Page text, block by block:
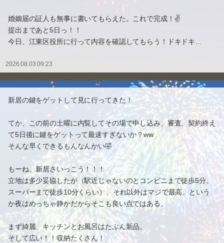
婚姻届の証人も無事に書いてもらえた。これで完成！✌️
提出まであと5日っ！！
今日、江東区役所に行って内容を確認してもらう！ドキドキ…
2026.08.03 09:23
新居の鍵をゲットして見に行ってきた！
てか、この前の土曜に内覧してその場で申し込み、審査、契約終え
て5日後に鍵をゲットって最速すぎないか？ww
そんな早くできるもんなんかい🤣
もーね、新居さいっこう！！！
立地は多少妥協したが（駅近じゃないのとコンビニまで徒歩5分、
スーパーまで徒歩10分くらい）、それ以外はマジで最高。という
か夜はめっちゃ静かだからそこも良い点ではある。
まず綺麗、キッチンとお風呂はたぶん新品。
そして広い！！収納たくさん！